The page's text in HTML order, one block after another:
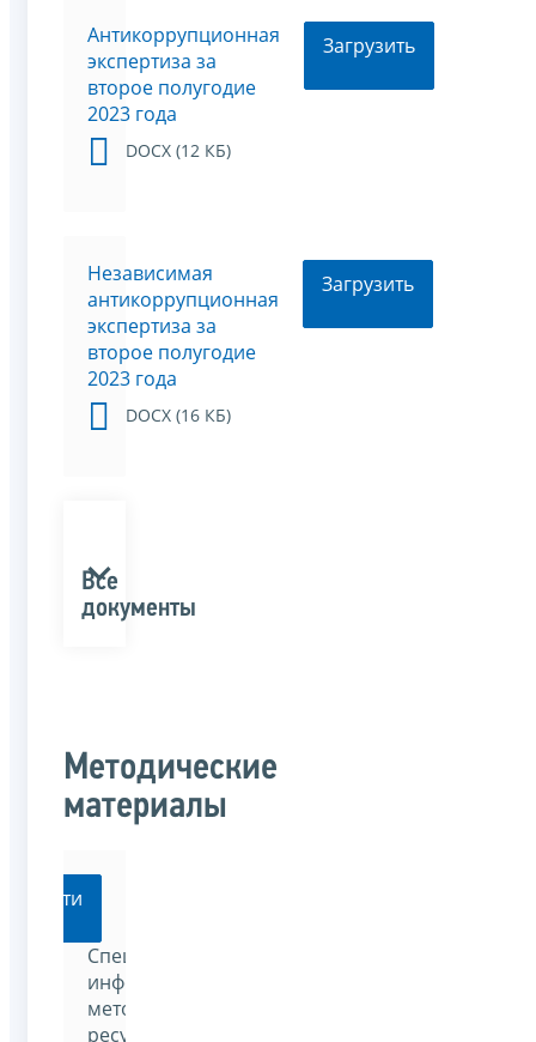
Антикоррупционная
экспертиза за
второе полугодие
2023 года
DOCX (12 КБ)
Загрузить
Независимая
антикоррупционная
экспертиза за
второе полугодие
2023 года
DOCX (16 КБ)
Загрузить
Все
документы
Методические
материалы
Перейти
Специализированный
информационно-
методический
ресурс